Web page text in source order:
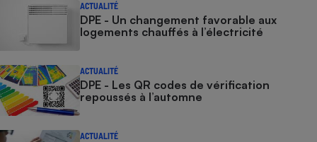
ACTUALITÉ
DPE - Un changement favorable aux
logements chauffés à l’électricité
ACTUALITÉ
DPE - Les QR codes de vérification
repoussés à l’automne
ACTUALITÉ